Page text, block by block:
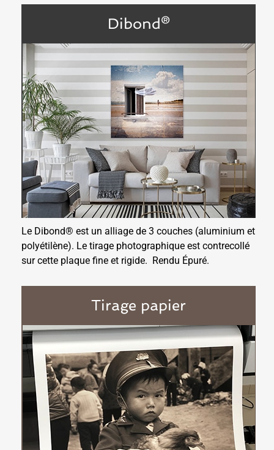
Dibond®
Le Dibond® est un alliage de 3 couches (aluminium et
polyétilène). Le tirage photographique est contrecollé
sur cette plaque fine et rigide. Rendu Épuré.
Tirage papier